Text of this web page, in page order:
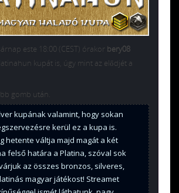
este 18:00 (CEST) órakor bery08
kupát is, úgy mint az elődjét a
gomb után.
kupának valamint, hogy sokan
kerül ez a kupa is.
hetente váltja majd magát a két
felső határa a Platina, szóval sok
az összes bronzos, silveres,
magyar játékost! Streamet